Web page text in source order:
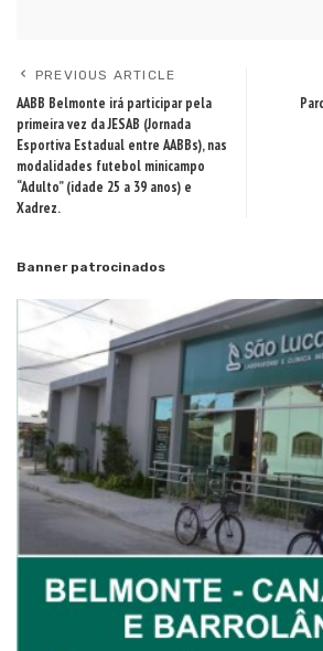
PREVIOUS ARTICLE
AABB Belmonte irá participar pela
primeira vez da JESAB (Jornada
Esportiva Estadual entre AABBs), nas
modalidades futebol minicampo
“Adulto” (idade 25 a 39 anos) e
Xadrez.
Banner patrocinados